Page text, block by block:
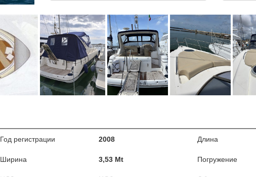
Год регистрации 2008 Длина
Ширина 3,53 Mt Погружение